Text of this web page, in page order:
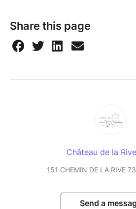
Share this page
Château de la Rive
151 CHEMIN DE LA RIVE
Send a